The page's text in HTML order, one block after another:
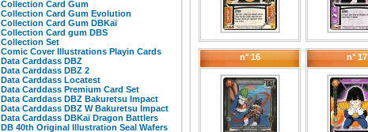
Collection Card Gum
Collection Card Gum Evolution
Collection Card Gum DBKaï
Collection Card gum DBS
Collection Set
Comic Cover Illustrations Playin Cards
Data Carddass DBZ
Data Carddass DBZ 2
Data Carddass Locatest
Data Carddass Premium Card Set
Data Carddass DBZ Bakuretsu Impact
Data Carddass DBZ W Bakuretsu Impact
Data Carddass DBKaï Dragon Battlers
DB 40th Original Illustration Seal Wafers
n° 16 n° 17